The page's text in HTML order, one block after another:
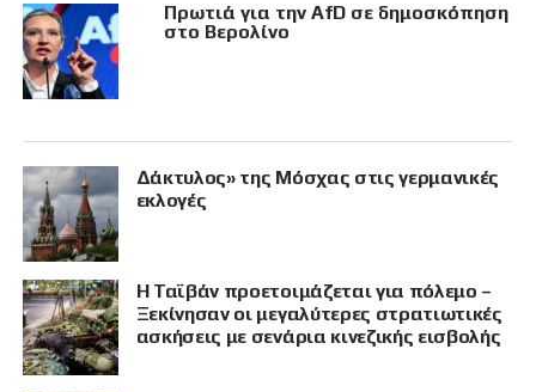
Πρωτιά για την AfD σε δημοσκόπηση
στο Βερολίνο
Δάκτυλος» της Μόσχας στις γερμανικές
εκλογές
Η Ταϊβάν προετοιμάζεται για πόλεμο –
Ξεκίνησαν οι μεγαλύτερες στρατιωτικές
ασκήσεις με σενάρια κινεζικής εισβολής